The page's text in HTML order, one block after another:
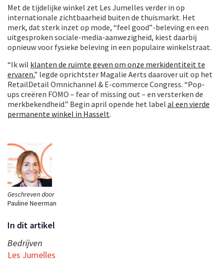
Geschreven door
Pauline Neerman
In dit artikel
Bedrijven
Les Jumelles
Met de tijdelijke winkel zet Les Jumelles verder in op
internationale zichtbaarheid buiten de thuismarkt. Het
merk, dat sterk inzet op mode, “feel good”-beleving en een
uitgesproken sociale-media-aanwezigheid, kiest daarbij
opnieuw voor fysieke beleving in een populaire winkelstraat.
“Ik wil klanten de ruimte geven om onze merkidentiteit te
ervaren,” legde oprichtster Magalie Aerts daarover uit op het
RetailDetail Omnichannel & E-commerce Congress. “Pop-
ups creëren FOMO – fear of missing out – en versterken de
merkbekendheid.” Begin april opende het label al een vierde
permanente winkel in Hasselt.